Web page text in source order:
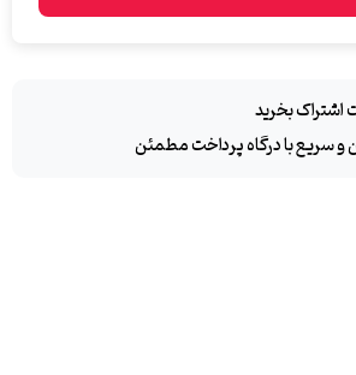
اشتراک بخرید
و سریع با درگاه پرداخت مطمئن